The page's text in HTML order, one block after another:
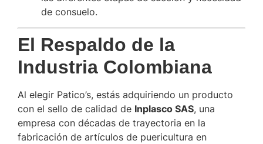
de consuelo.
El Respaldo de la
Industria Colombiana
Al elegir Patico’s, estás adquiriendo un producto
con el sello de calidad de Inplasco SAS, una
empresa con décadas de trayectoria en la
fabricación de artículos de puericultura en